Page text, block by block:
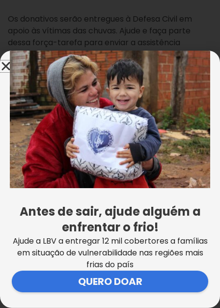
Os donativos serão entregues à Defesa Civil em
apoio às vítimas das chuvas. Ajude e faça parte
dessa força-tarefa para enviar a assistência
humanitária aos que mais necessitam.
O QUE DOAR:
– colchões;
– material de limpeza (sabão, água sanitária, álcool,
desinfetante e detergente);
– material de higiene pessoal (sabonete, creme
dental, escova de dente, shampoo e absorvente).
POSTOS DE ARRECADAÇÃO:
: Av. Rudge, 763 – Bom Retiro — Tel.:
(11) 3225-4500
Porto Alegre/RS:Av. São Paulo, 722, São Geraldo —
Tel.: (51) 3325-7036
Glorinha/RS:
RS 030, Km 19, parada 119, Guabiroba —
Tel.: (51) 3487-2600
Antes de sair, ajude alguém a
enfrentar o frio!
Ajude a LBV a entregar 12 mil cobertores a famílias
em situação de vulnerabilidade nas regiões mais
frias do país
QUERO DOAR